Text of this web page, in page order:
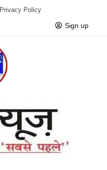
Privacy Policy
Sign up